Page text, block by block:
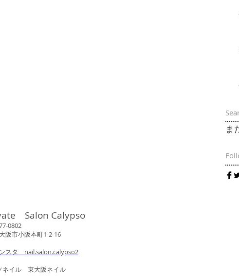
ま
Salon Calypso
市小阪本町1-2-16
タ nail.salon.calypso2
東大阪ネイル